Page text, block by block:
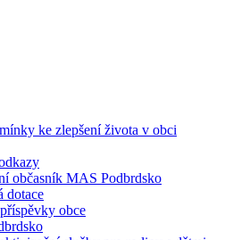
ke zlepšení života v obci
občasník MAS Podbrdsko
dotace
obce